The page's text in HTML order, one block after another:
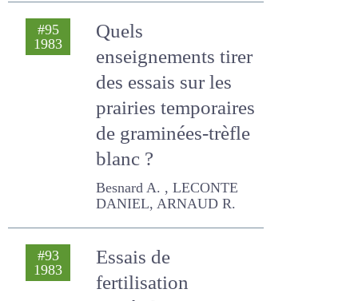
Quels
enseignements
tirer des essais sur
les prairies
temporaires de
graminées-trèfle
blanc ?
Besnard A. , LECONTE
DANIEL, ARNAUD R.